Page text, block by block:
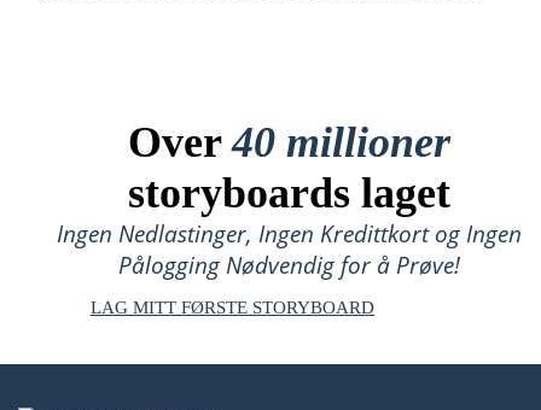
Over40 millioner
storyboards laget
Ingen Nedlastinger, Ingen Kredittkort og Ingen
Pålogging Nødvendig for å Prøve!
LAG MITT FØRSTE STORYBOARD